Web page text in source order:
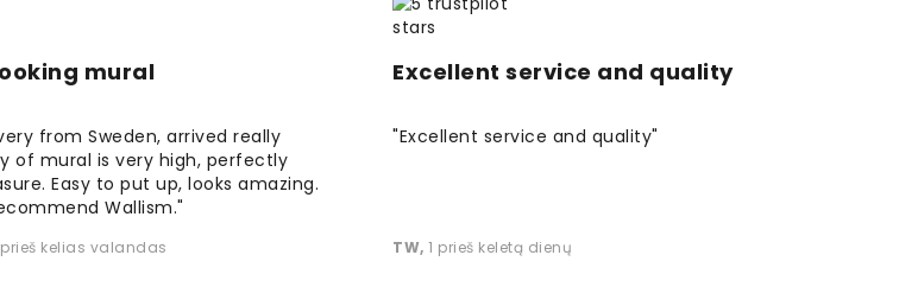
of mural is very high, perfectly
Easy to put up, looks amazing.
Wallism."